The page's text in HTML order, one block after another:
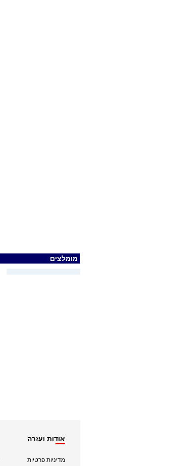
מומלצים
אודות ועזרה
מדיניות פרטיות